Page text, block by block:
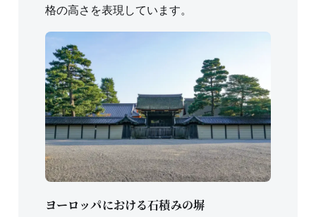
格の高さを表現しています。
ヨーロッパにおける石積みの塀